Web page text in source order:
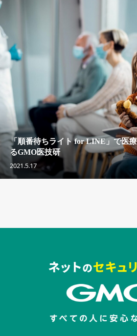
「順番待ちライト for LINE」で医
るGMO医技研
2021.5.17
セキュリティキャンペーンでのバナー